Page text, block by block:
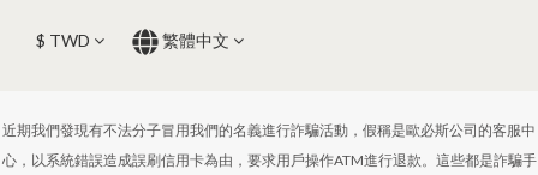
$ TWD 繁體中文
近期我們發現有不法分子冒用我們的名義進行詐騙活動，假稱是歐必斯公司的客服中
心，以系統錯誤造成誤刷信用卡為由，要求用戶操作ATM進行退款。這些都是詐騙手